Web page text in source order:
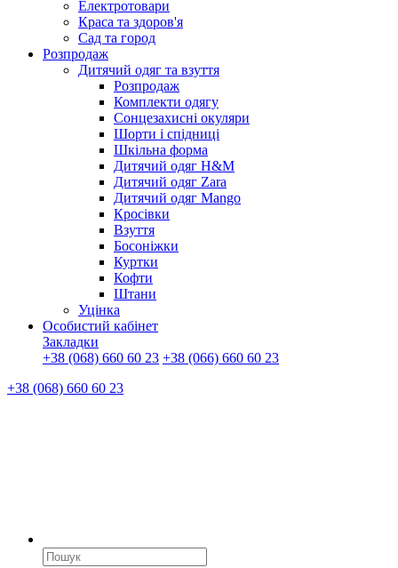
Електротовари
Краса та здоров'я
Сад та город
Розпродаж
Дитячий одяг та взуття
Розпродаж
Комплекти одягу
Сонцезахисні окуляри
Шорти і спідниці
Шкільна форма
Дитячий одяг H&M
Дитячий одяг Zara
Дитячий одяг Mango
Кросівки
Взуття
Босоніжки
Куртки
Кофти
Штани
Уцінка
Особистий кабінет
Закладки
+38 (068) 660 60 23 +38 (066) 660 60 23
+38 (068) 660 60 23